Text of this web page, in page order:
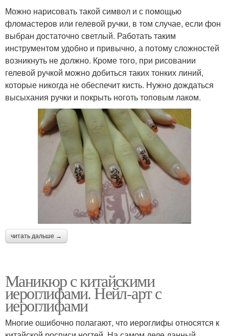
Маникюр по дате
Можно нарисовать такой символ и с помощью
фломастеров или гелевой ручки, в том случае, если фон
выбран достаточно светлый. Работать таким
инструментом удобно и привычно, а потому сложностей
возникнуть не должно. Кроме того, при рисовании
гелевой ручкой можно добиться таких тонких линий,
которые никогда не обеспечит кисть. Нужно дождаться
высыхания ручки и покрыть ноготь топовым лаком.
читать дальше →
Маникюр с китайскими
иероглифами. Нейл-арт с
иероглифами
Многие ошибочно полагают, что иероглифы относятся к